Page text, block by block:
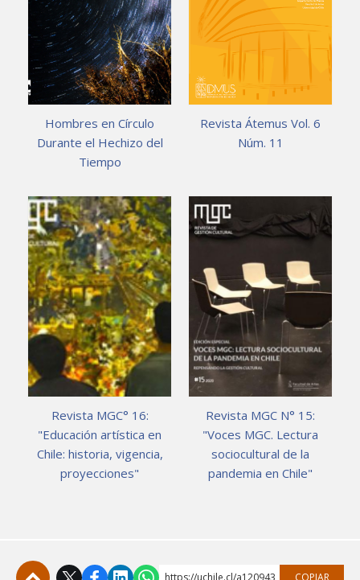
Hombres en Círculo
Durante el Hechizo del
Tiempo
Revista Átemus Vol. 6
Núm. 11
Revista MGC° 16:
"Educación artística en
Chile: historia, vigencia,
proyecciones"
Revista MGC N° 15:
"Voces MGC. Lectura
sociocultural de la
pandemia en Chile"